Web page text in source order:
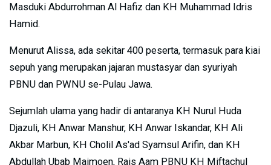
Masduki Abdurrohman Al Hafiz dan KH Muhammad Idris
Hamid.
Menurut Alissa, ada sekitar 400 peserta, termasuk para kiai
sepuh yang merupakan jajaran mustasyar dan syuriyah
PBNU dan PWNU se-Pulau Jawa.
Sejumlah ulama yang hadir di antaranya KH Nurul Huda
Djazuli, KH Anwar Manshur, KH Anwar Iskandar, KH Ali
Akbar Marbun, KH Cholil As'ad Syamsul Arifin, dan KH
Abdullah Ubab Maimoen, Rais Aam PBNU KH Miftachul